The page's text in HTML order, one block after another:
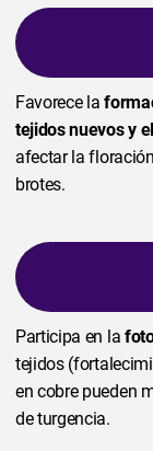
Favorece la
tejidos nuevos y
afectar la
brotes.
Participa en la
tejidos
en cobre pueden
de turgencia.